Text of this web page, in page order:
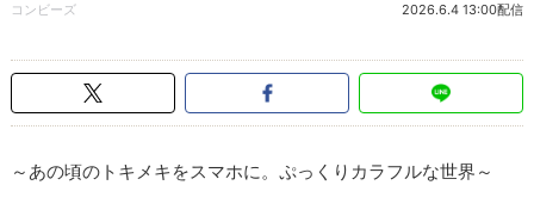
コンビーズ 2026.6.4 13:00配信
～あの頃のトキメキをスマホに。ぷっくりカラフルな世界～